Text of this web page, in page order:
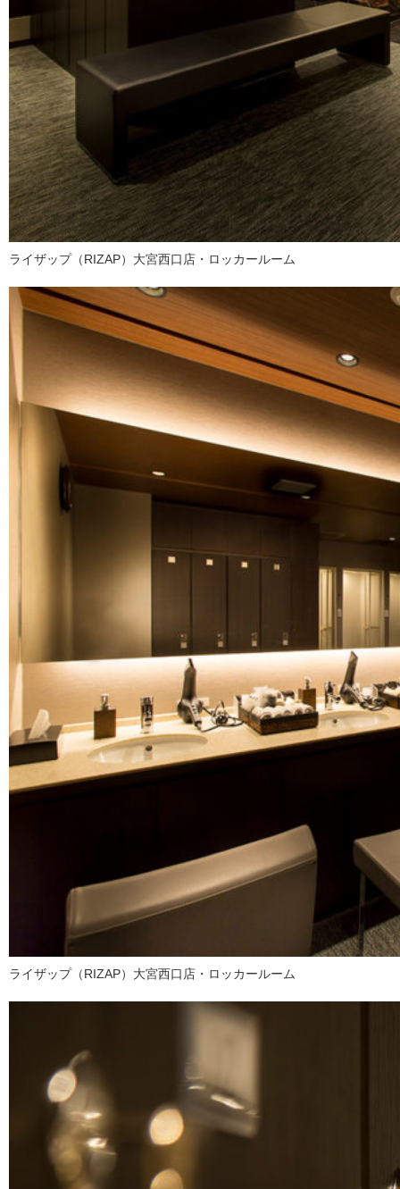
ライザップ（RIZAP）大宮西口店・ロッカールーム
ライザップ（RIZAP）大宮西口店・ロッカールーム